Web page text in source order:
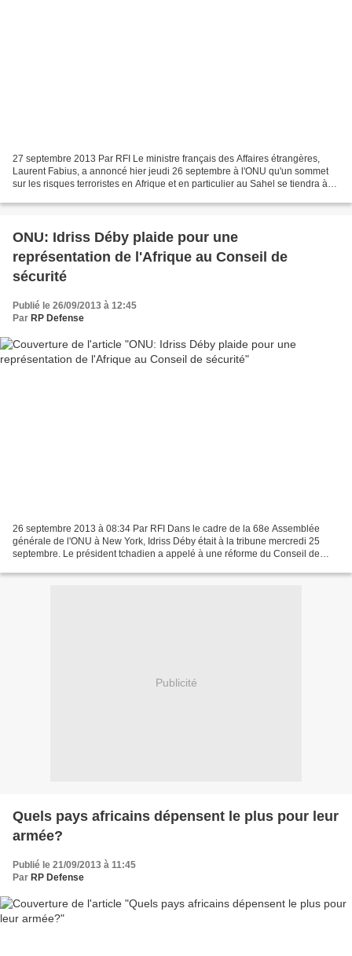
27 septembre 2013 Par RFI Le ministre français des Affaires étrangères,
Laurent Fabius, a annoncé hier jeudi 26 septembre à l'ONU qu'un sommet
sur les risques terroristes en Afrique et en particulier au Sahel se tiendra à
ONU: Idriss Déby plaide pour une
représentation de l'Afrique au Conseil de
sécurité
Publié le 26/09/2013 à 12:45
Par RP Defense
26 septembre 2013 à 08:34 Par RFI Dans le cadre de la 68e Assemblée
générale de l'ONU à New York, Idriss Déby était à la tribune mercredi 25
septembre. Le président tchadien a appelé à une réforme du Conseil de
Publicité
Quels pays africains dépensent le plus pour leur
armée?
Publié le 21/09/2013 à 11:45
Par RP Defense